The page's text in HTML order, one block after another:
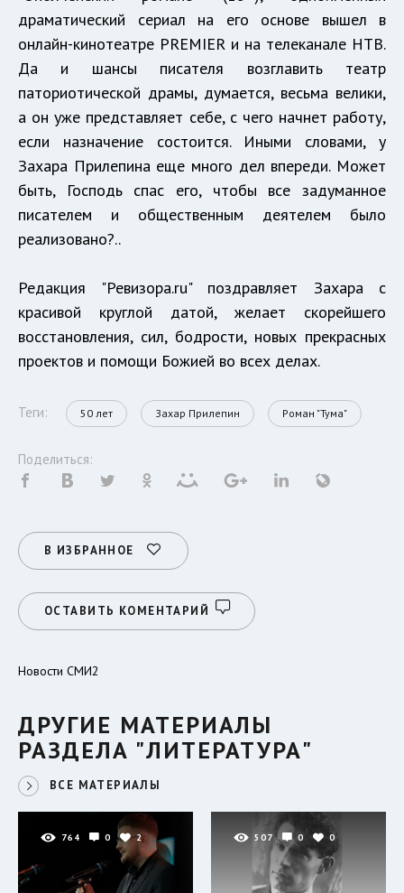
драматический сериал на его основе вышел в
онлайн-кинотеатре PREMIER и на телеканале НТВ.
Да и шансы писателя возглавить театр
паториотической драмы, думается, весьма велики,
а он уже представляет себе, с чего начнет работу,
если назначение состоится. Иными словами, у
Захара Прилепина еще много дел впереди. Может
быть, Господь спас его, чтобы все задуманное
писателем и общественным деятелем было
реализовано?..
Редакция "Ревизора.ru" поздравляет Захара с
красивой круглой датой, желает скорейшего
восстановления, сил, бодрости, новых прекрасных
проектов и помощи Божией во всех делах.
Теги: 50 лет Захар Прилепин Роман "Тума"
Поделиться:
В ИЗБРАННОЕ
ОСТАВИТЬ КОМЕНТАРИЙ
Новости СМИ2
ДРУГИЕ МАТЕРИАЛЫ
РАЗДЕЛА "ЛИТЕРАТУРА"
ВСЕ МАТЕРИАЛЫ
764 0 2 507 0 0